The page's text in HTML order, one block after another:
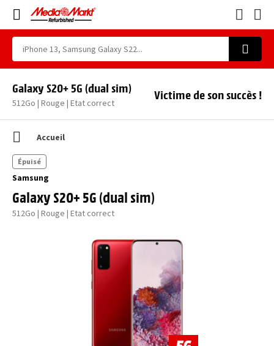
Galaxy S20+ 5G (dual sim)
512Go | Rouge | Etat correct
Victime de son succès !
Accueil
Samsung
Galaxy S20+ 5G (dual sim)
512Go | Rouge | Etat correct
Épuisé